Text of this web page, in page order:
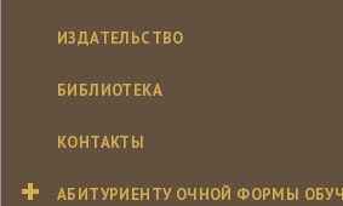
ИЗДАТЕЛЬСТВО
БИБЛИОТЕКА
КОНТАКТЫ
АБИТУРИЕНТУ ОЧНОЙ ФОРМЫ